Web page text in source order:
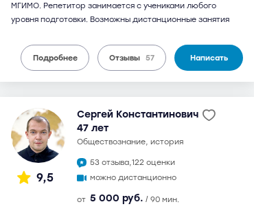
МГИМО. Репетитор занимается с учениками любого
уровня подготовки. Возможны дистанционные занятия
Подробнее Отзывы 57 Написать
9,5
Сергей Константинович
47 лет
обществознание, история
53 отзыва,122 оценки
можно дистанционно
от 5 000 руб. / 90 мин.